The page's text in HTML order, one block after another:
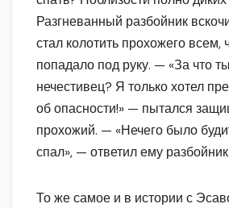
Разгневанный разбойник
стал колотить прохожего всем,
попадало под руку. — «За что
нечестивец? Я только хотел
об опасности!» — пытался
прохожий. — «Нечего было
спал», — ответил ему разбойник.
То же самое и в истории с